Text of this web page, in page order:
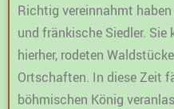
Richtig vereinnahmt
und fränkische Siedler.
hierher, rodeten
Ortschaften. In diese Zeit
böhmischen König